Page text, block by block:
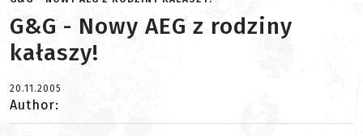
G&G - Nowy AEG z rodziny
kałaszy!
20.11.2005
Author: